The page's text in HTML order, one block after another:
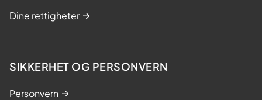
Dine rettigheter
SIKKERHET OG PERSONVERN
Personvern